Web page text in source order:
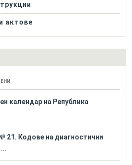
актове
календар на Република
21. Кодове на диагностични